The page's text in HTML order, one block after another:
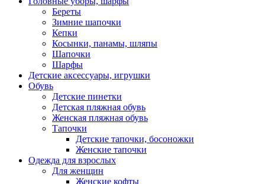
Береты
Зимние шапочки
Кепки
Косынки, панамы, шляпы
Шапочки
Шарфы
Детские аксессуары, игрушки
Обувь
Детские пинетки
Детская пляжная обувь
Женская пляжная обувь
Тапочки
Детские тапочки, босоножки
Женские тапочки
Одежда для взрослых
Для женщин
Женские кофты